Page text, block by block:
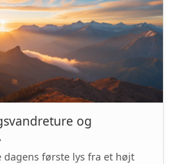
og
dagens første lys fra et højt